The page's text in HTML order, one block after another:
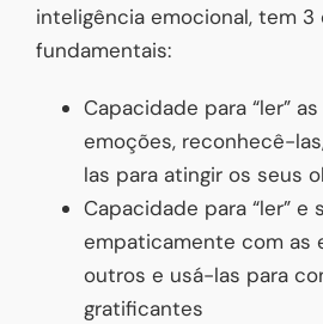
inteligência emocional, tem
fundamentais:
Capacidade para “ler”
emoções, reconhecê-
las para atingir os seus
Capacidade para “ler” e
empaticamente com as
outros e usá-las para
gratificantes